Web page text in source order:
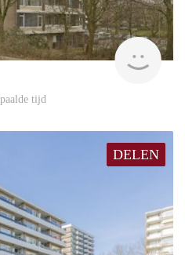
tijd
DELEN